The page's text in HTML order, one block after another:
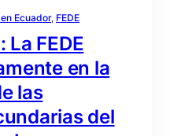
Ecuador, FEDE
La FEDE
en la
las
del